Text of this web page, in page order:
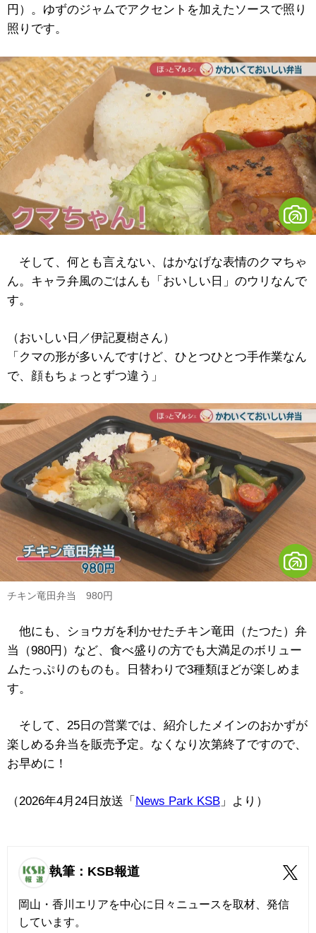
円）。ゆずのジャムでアクセントを加えたソースで照り
照りです。
そして、何とも言えない、はかなげな表情のクマちゃ
ん。キャラ弁風のごはんも「おいしい日」のウリなんで
す。
（おいしい日／伊記夏樹さん）
「クマの形が多いんですけど、ひとつひとつ手作業なん
で、顔もちょっとずつ違う」
チキン竜田弁当 980円
他にも、ショウガを利かせたチキン竜田（たつた）弁
当（980円）など、食べ盛りの方でも大満足のボリュー
ムたっぷりのものも。日替わりで3種類ほどが楽しめま
す。
そして、25日の営業では、紹介したメインのおかずが
楽しめる弁当を販売予定。なくなり次第終了ですので、
お早めに！
（2026年4月24日放送「 News Park KSB 」より）
執筆：KSB報道
岡山・香川エリアを中心に日々ニュースを取材、発信
しています。